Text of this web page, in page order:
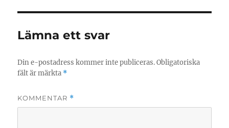
Lämna ett svar
Din e-postadress kommer inte publiceras. Obligatoriska
fält är märkta *
KOMMENTAR *